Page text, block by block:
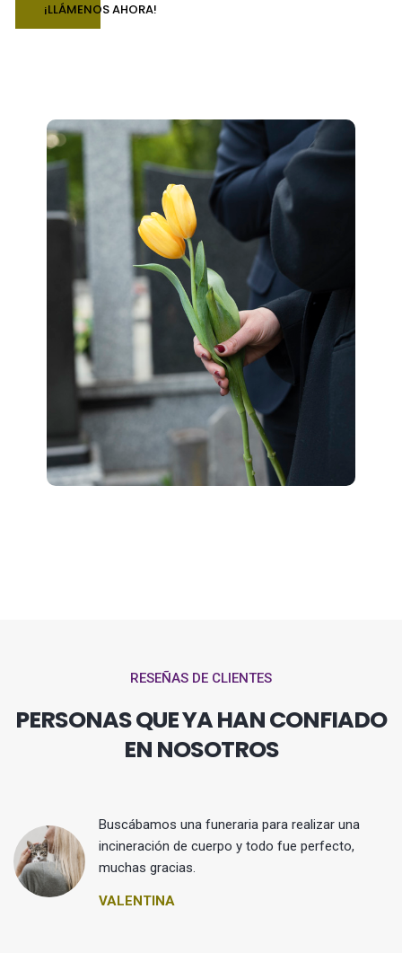
¡LLÁMENOS AHORA!
RESEÑAS DE CLIENTES
PERSONAS QUE YA HAN CONFIADO
EN NOSOTROS
Buscábamos una funeraria para realizar una
incineración de cuerpo y todo fue perfecto,
muchas gracias.
VALENTINA